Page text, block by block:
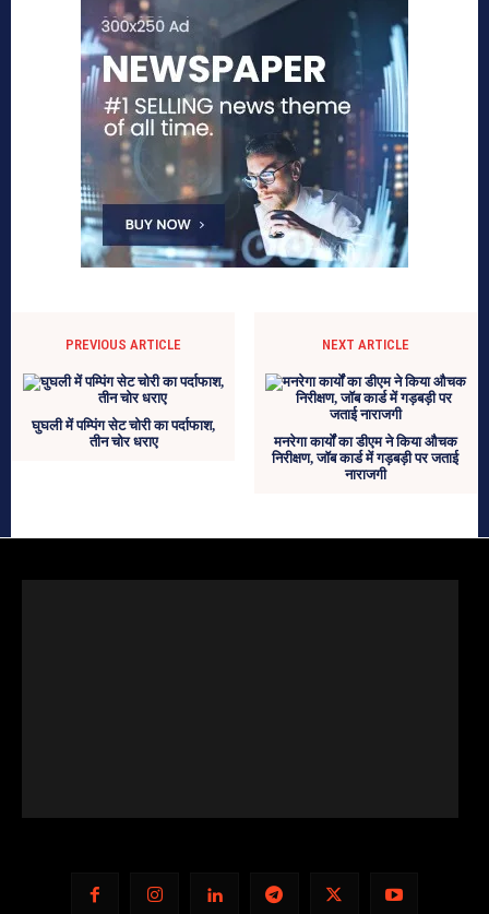
PREVIOUS ARTICLE
घुघली में पम्पिंग सेट चोरी का पर्दाफाश,
तीन चोर धराए
NEXT ARTICLE
मनरेगा कार्यों का डीएम ने किया औचक
निरीक्षण, जॉब कार्ड में गड़बड़ी पर जताई
नाराजगी